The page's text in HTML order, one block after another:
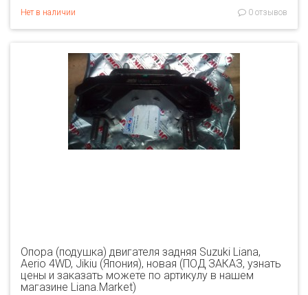
Нет в наличии 0 отзывов
Опора (подушка) двигателя задняя Suzuki Liana,
Aerio 4WD, Jikiu (Япония), новая (ПОД ЗАКАЗ, узнать
цены и заказать можете по артикулу в нашем
магазине Liana.Market)